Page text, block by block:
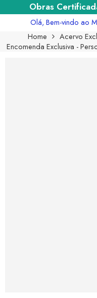
Obras
Olá, Bem-vindo ao
Home
Acervo
Encomenda Exclusiva -